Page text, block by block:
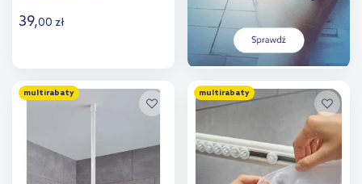
39,00 zł
Dodaj do
multirabaty multirabaty